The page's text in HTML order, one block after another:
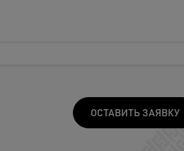
ОСТАВИТЬ ЗАЯВКУ